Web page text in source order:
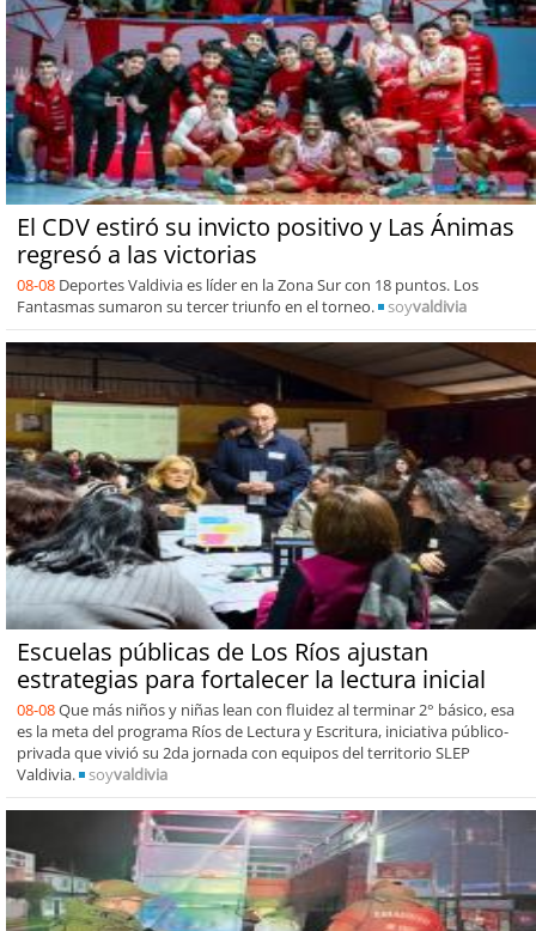
El CDV estiró su invicto positivo y Las Ánimas
regresó a las victorias
08-08 Deportes Valdivia es líder en la Zona Sur con 18 puntos. Los
Fantasmas sumaron su tercer triunfo en el torneo.
soyvaldivia
Escuelas públicas de Los Ríos ajustan
estrategias para fortalecer la lectura inicial
08-08Que más niños y niñas lean con fluidez al terminar 2° básico, esa
es la meta del programa Ríos de Lectura y Escritura, iniciativa público-
privada que vivió su 2da jornada con equipos del territorio SLEP
Valdivia.
soyvaldivia